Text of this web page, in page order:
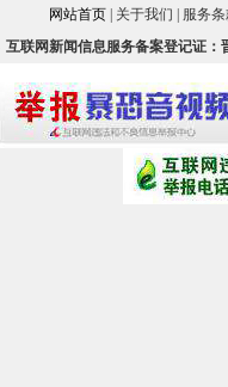
网站首页 关于我们
服务
互联网新闻信息服务备案登记证：